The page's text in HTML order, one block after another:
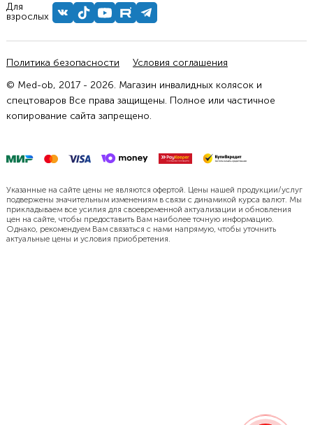
Для
взрослых
Политика безопасности
Условия соглашения
© Med-ob, 2017 - 2026. Магазин инвалидных колясок и
спецтоваров Все права защищены. Полное или частичное
копирование сайта запрещено.
Указанные на сайте цены не являются офертой. Цены нашей продукции/услуг
подвержены значительным изменениям в связи с динамикой курса валют. Мы
прикладываем все усилия для своевременной актуализации и обновления
цен на сайте, чтобы предоставить Вам наиболее точную информацию.
Однако, рекомендуем Вам связаться с нами напрямую, чтобы уточнить
актуальные цены и условия приобретения.